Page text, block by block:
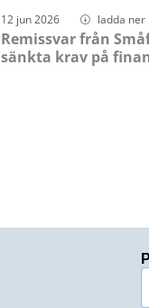
12 jun 2026 ladda ner
Remissvar från
sänkta krav på